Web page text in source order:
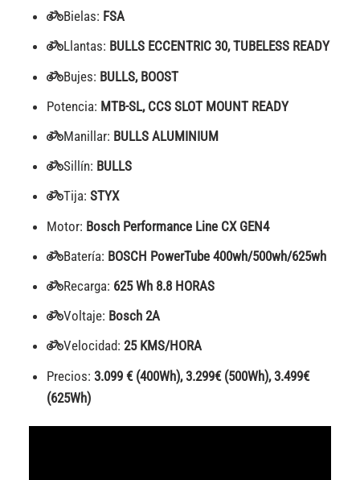
Bielas: FSA
Llantas: BULLS ECCENTRIC 30, TUBELESS READY
Bujes: BULLS, BOOST
Potencia: MTB-SL, CCS SLOT MOUNT READY
Manillar: BULLS ALUMINIUM
Sillín: BULLS
Tija:STYX
Motor: Bosch Performance Line CX GEN4
Batería: BOSCH PowerTube 400wh/500wh/625wh
Recarga: 625 Wh 8.8 HORAS
Voltaje: Bosch 2A
Velocidad:25 KMS/HORA
Precios: 3.099 € (400Wh), 3.299€ (500Wh), 3.499€
(625Wh)